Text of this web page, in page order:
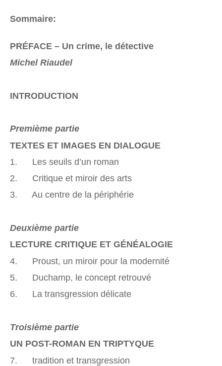
Sommaire:
PRÉFACE – Un crime, le détective
Michel Riaudel
INTRODUCTION
Premième partie
TEXTES ET IMAGES EN DIALOGUE
1. Les seuils d’un roman
2. Critique et miroir des arts
3. Au centre de la périphérie
Deuxième partie
LECTURE CRITIQUE ET GÉNÉALOGIE
4. Proust, un miroir pour la modernité
5. Duchamp, le concept retrouvé
6. La transgression délicate
Troisième partie
UN POST-ROMAN EN TRIPTYQUE
7. tradition et transgression